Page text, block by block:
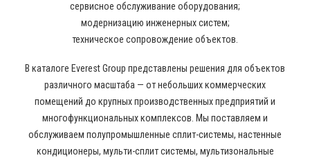
сервисное обслуживание оборудования;
модернизацию инженерных систем;
техническое сопровождение объектов.
В каталоге Everest Group представлены решения для объектов
различного масштаба — от небольших коммерческих
помещений до крупных производственных предприятий и
многофункциональных комплексов. Мы поставляем и
обслуживаем полупромышленные сплит-системы, настенные
кондиционеры, мульти-сплит системы, мультизональные